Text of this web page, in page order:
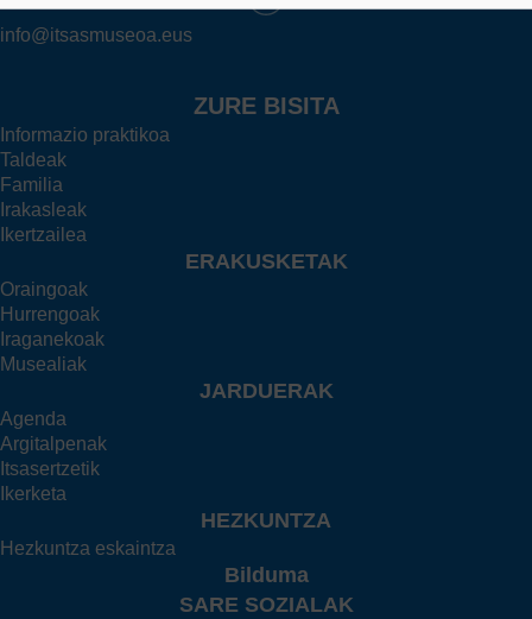
info@itsasmuseoa.eus
ZURE BISITA
Informazio praktikoa
Taldeak
Familia
Irakasleak
Ikertzailea
ERAKUSKETAK
Oraingoak
Hurrengoak
Iraganekoak
Musealiak
JARDUERAK
Agenda
Argitalpenak
Itsasertzetik
Ikerketa
HEZKUNTZA
Hezkuntza eskaintza
Bilduma
SARE SOZIALAK